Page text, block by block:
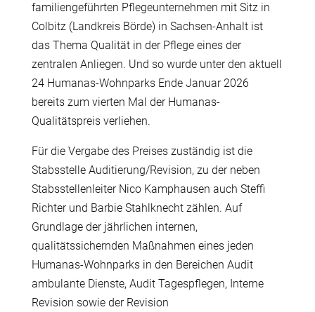
familiengeführten Pflegeunternehmen mit Sitz in
Colbitz (Landkreis Börde) in Sachsen-Anhalt ist
das Thema Qualität in der Pflege eines der
zentralen Anliegen. Und so wurde unter den aktuell
24 Humanas-Wohnparks Ende Januar 2026
bereits zum vierten Mal der Humanas-
Qualitätspreis verliehen.
Für die Vergabe des Preises zuständig ist die
Stabsstelle Auditierung/Revision, zu der neben
Stabsstellenleiter Nico Kamphausen auch Steffi
Richter und Barbie Stahlknecht zählen. Auf
Grundlage der jährlichen internen,
qualitätssichernden Maßnahmen eines jeden
Humanas-Wohnparks in den Bereichen Audit
ambulante Dienste, Audit Tagespflegen, Interne
Revision sowie der Revision